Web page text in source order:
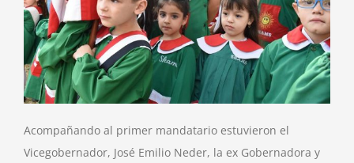
Acompañando al primer mandatario estuvieron el
Vicegobernador, José Emilio Neder, la ex Gobernadora y